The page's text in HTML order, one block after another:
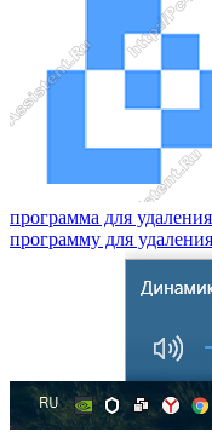
программа для
программу для